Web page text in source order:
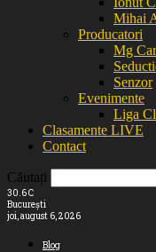
Mihai
Producatori
Mg
Senzor
Evenimente
Liga
Clasamente LIVE
Contact
Căutați
30.6C
București
joi, august 6, 2026
Blog